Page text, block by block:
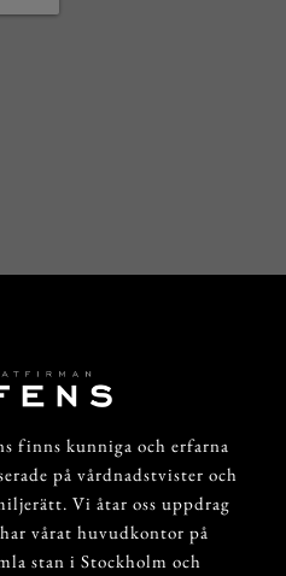
finns kunniga och erfarna
på vårdnadstvister och
Vi åtar oss uppdrag
vårat huvudkontor på
stan i Stockholm och